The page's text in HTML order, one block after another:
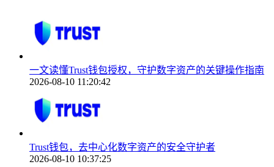
一文读懂Trust钱包授权，守护数字资产的关键操作指南
2026-08-10 11:20:42
Trust钱包，去中心化数字资产的安全守护者
2026-08-10 10:37:25